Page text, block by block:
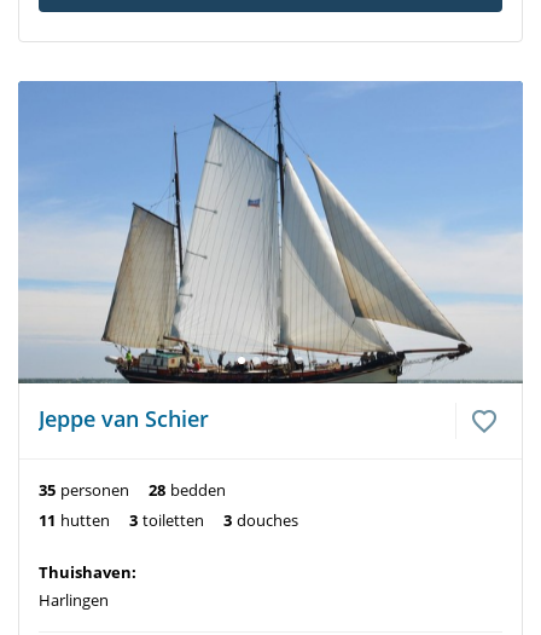
Jeppe van Schier
35 personen 28 bedden
11 hutten 3 toiletten 3 douches
Thuishaven:
Harlingen